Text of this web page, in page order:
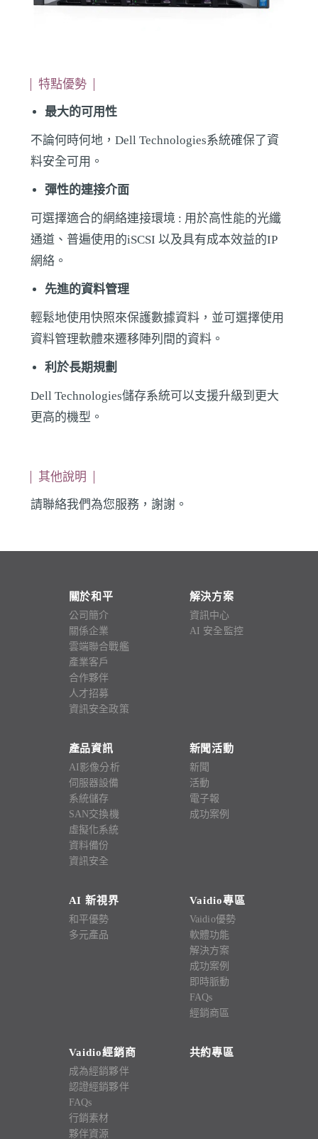
特點優勢
最大的可用性
不論何時何地，Dell Technologies系統確保了資
料安全可用。
彈性的連接介面
可選擇適合的網絡連接環境 : 用於高性能的光纖
通道、普遍使用的iSCSI 以及具有成本效益的IP
網絡。
先進的資料管理
輕鬆地使用快照來保護數據資料，並可選擇使用
資料管理軟體來遷移陣列間的資料。
利於長期規劃
Dell Technologies儲存系統可以支援升級到更大
更高的機型。
其他說明
請聯絡我們為您服務，謝謝。
關於和平
公司簡介
關係企業
雲端聯合戰艦
產業客戶
合作夥伴
人才招募
資訊安全政策
解決方案
資訊中心
AI 安全監控
產品資訊
AI影像分析
伺服器設備
系統儲存
SAN交換機
虛擬化系統
資料備份
資訊安全
新聞活動
新聞
活動
電子報
成功案例
AI 新視界
和平優勢
多元產品
Vaidio專區
Vaidio優勢
軟體功能
解決方案
成功案例
即時脈動
FAQs
經銷商區
Vaidio經銷商
成為經銷夥伴
認證經銷夥伴
FAQs
行銷素材
夥伴資源
共約專區